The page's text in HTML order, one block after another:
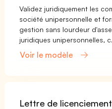
Validez juridiquement les
société unipersonnelle et
gestion sans lourdeur
juridiques unipersonnelles,
Voir le modèle
Lettre de